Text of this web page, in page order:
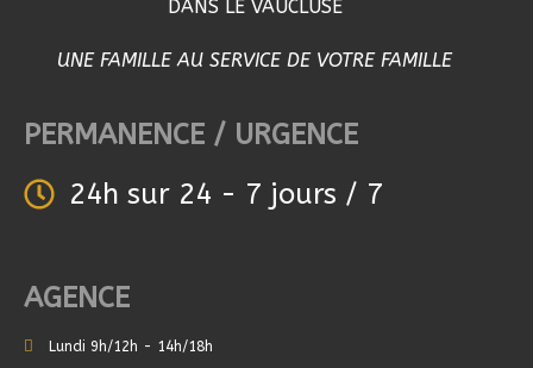
DANS LE VAUCLUSE
UNE FAMILLE AU SERVICE DE VOTRE FAMILLE
PERMANENCE / URGENCE
24h sur 24 - 7 jours / 7
AGENCE
Lundi 9h/12h - 14h/18h